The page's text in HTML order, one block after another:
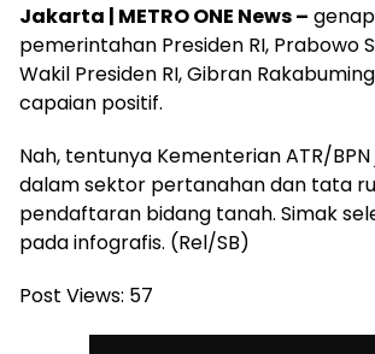
Jakarta | METRO ONE News –
pemerintahan Presiden RI, Prabowo
Wakil Presiden RI, Gibran
capaian positif.
Nah, tentunya Kementerian ATR/
dalam sektor pertanahan dan tata
pendaftaran bidang tanah. Simak
pada infografis. (Rel/SB)
Post Views: 57